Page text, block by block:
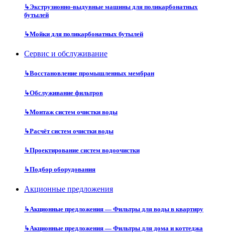
↳Экструзионно-выдувные машины для поликарбонатных
бутылей
↳Мойки для поликарбонатных бутылей
Сервис и обслуживание
↳Восстановление промышленных мембран
↳Обслуживание фильтров
↳Монтаж систем очистки воды
↳Расчёт систем очистки воды
↳Проектирование систем водоочистки
↳Подбор оборудования
Акционные предложения
↳Акционные предложения — Фильтры для воды в квартиру
↳Акционные предложения — Фильтры для дома и коттеджа